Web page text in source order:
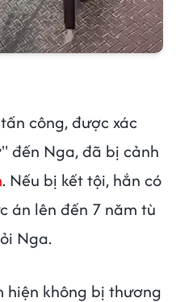
công, được xác
đến Nga, đã bị cảnh
. Nếu bị kết tội, hắn có
án lên đến 7 năm tù
Nga.
hiện không bị thương